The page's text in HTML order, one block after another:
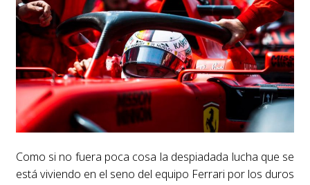
Como si no fuera poca cosa la despiadada lucha que se
está viviendo en el seno del equipo Ferrari por los duros